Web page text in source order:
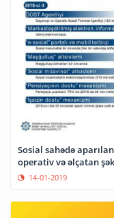
Sosial sahədə
operativ və
14-01-2019